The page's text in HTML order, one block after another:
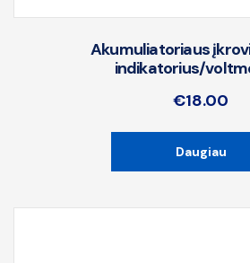
Akumuliatoriaus
indikatorius/
€18.00
Daugiau